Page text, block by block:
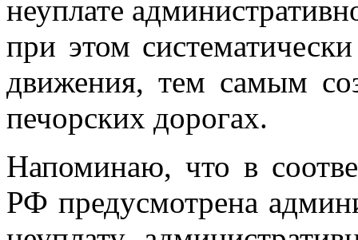
неуплате
при этом
движения, тем самым
печорских дорогах.
Напоминаю, что в
РФ предусмотрена